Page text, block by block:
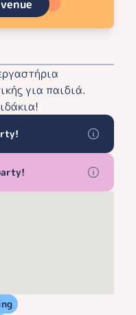
για παιδιά.